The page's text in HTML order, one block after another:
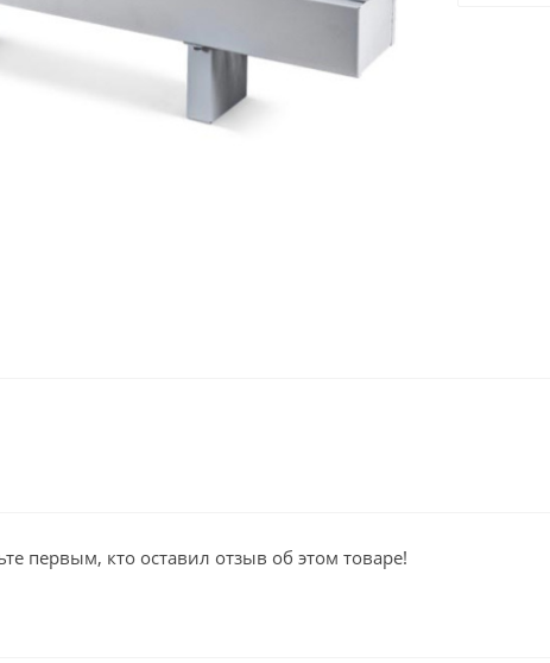
первым, кто оставил отзыв об этом товаре!